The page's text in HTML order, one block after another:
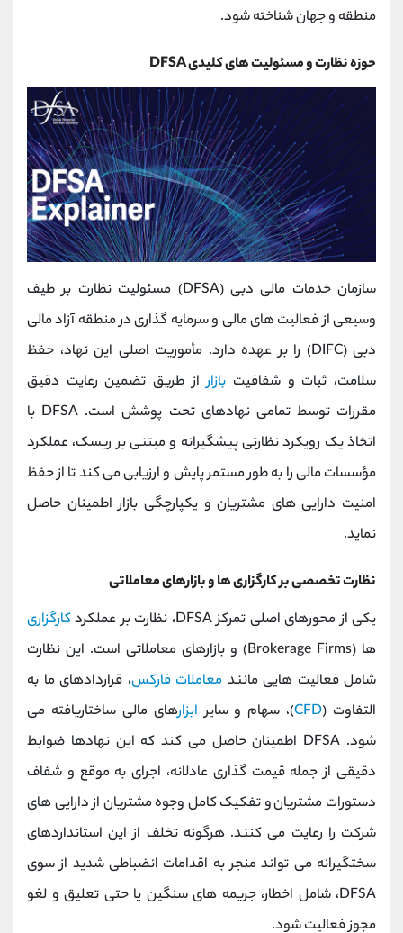
منطقه و جهان شناخته شود.
حوزه نظارت و مسئولیت‌ های کلیدی DFSA
سازمان خدمات مالی دبی (DFSA) مسئولیت نظارت بر طیف
وسیعی از فعالیت ‌های مالی و سرمایه ‌گذاری در منطقه آزاد مالی
دبی (DIFC) را بر عهده دارد. مأموریت اصلی این نهاد، حفظ
سلامت، ثبات و شفافیت بازاراز طریق تضمین رعایت دقیق
مقررات توسط تمامی نهادهای تحت پوشش است. DFSA با
اتخاذ یک رویکرد نظارتی پیشگیرانه و مبتنی بر ریسک، عملکرد
مؤسسات مالی را به‌ طور مستمر پایش و ارزیابی می‌ کند تا از حفظ
امنیت دارایی ‌های مشتریان و یکپارچگی بازار اطمینان حاصل
نماید.
نظارت تخصصی بر کارگزاری ‌ها و بازارهای معاملاتی
یکی از محورهای اصلی تمرکز DFSA، نظارت بر عملکرد
کارگزاری
‌ها (Brokerage Firms) و بازارهای معاملاتی است. این نظارت
شامل فعالیت ‌هایی مانند معاملات فارکس، قراردادهای ما به‌
التفاوت (CFD)، سهام و سایر ابزارهای مالی ساختاریافته می
‌شود. DFSA اطمینان حاصل می‌ کند که این نهادها ضوابط
دقیقی از جمله قیمت‌ گذاری عادلانه، اجرای به ‌موقع و شفاف
دستورات مشتریان و تفکیک کامل وجوه مشتریان از دارایی ‌های
شرکت را رعایت می کنند. هرگونه تخلف از این استانداردهای
سختگیرانه می ‌تواند منجر به اقدامات انضباطی شدید از سوی
DFSA، شامل اخطار، جریمه ‌های سنگین یا حتی تعلیق و لغو
مجوز فعالیت شود.